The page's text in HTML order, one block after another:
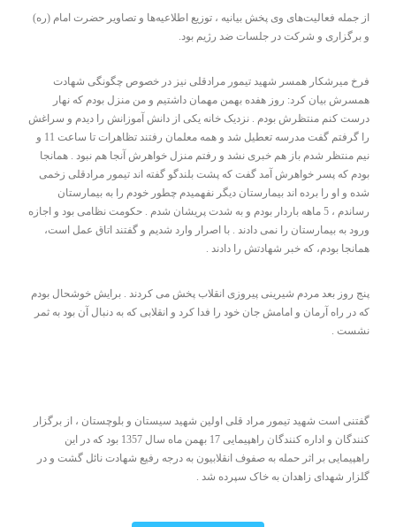
از جمله فعالیت‌های وی پخش بیانیه ، توزیع اطلاعیه‌ها و تصاویر حضرت امام (ره)
و برگزاری و شرکت در جلسات ضد رژیم بود.
فرخ میرشکار همسر شهید تیمور مرادقلی نیز در خصوص چگونگی شهادت
همسرش بیان کرد: روز هفده بهمن مهمان داشتیم و من منزل بودم که نهار
درست کنم منتظرش بودم . نزدیک خانه یکی از دانش آموزانش را دیدم و سراغش
را گرفتم گفت مدرسه تعطیل شد و همه معلمان رفتند تظاهرات تا ساعت 11 و
نیم منتظر شدم باز هم خبری نشد و رفتم منزل خواهرش آنجا هم نبود . همانجا
بودم که پسر خواهرش آمد گفت که پشت بلندگو گفته اند تیمور مرادقلی زخمی
شده و او را برده اند بیمارستان دیگر نفهمیدم چطور خودم را به بیمارستان
رساندم ، 5 ماهه باردار بودم و به شدت پریشان شدم . حکومت نظامی بود و اجازه
ورود به بیمارستان را نمی دادند . با اصرار وارد شدیم و گفتند اتاق عمل است،
همانجا بودم، که خبر شهادتش را دادند .
پنج روز بعد مردم شیرینی پیروزی انقلاب پخش می کردند . برایش خوشحال بودم
که در راه آرمان و امامش جان خود را فدا کرد و انقلابی که به دنبال آن بود به ثمر
نشست .
گفتنی است شهید تیمور مراد قلی اولین شهید سیستان و بلوچستان ، از برگزار
کنندگان و اداره کنندگان راهپیمایی 17 بهمن ماه سال 1357 بود که در این
راهپیمایی بر اثر حمله به صفوف انقلابیون به درجه رفیع شهادت نائل گشت و در
گلزار شهدای زاهدان به خاک سپرده شد .